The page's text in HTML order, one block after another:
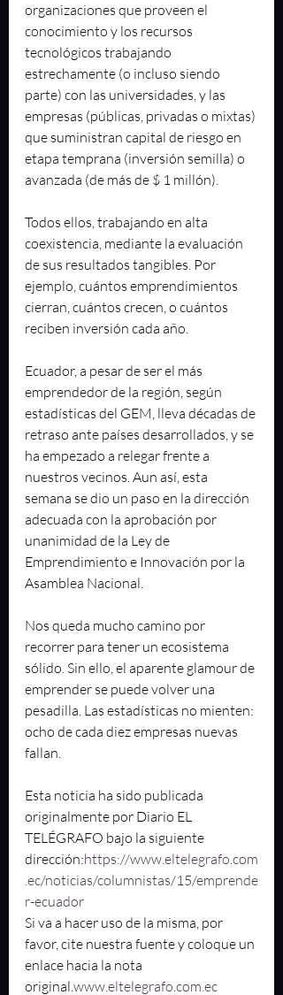
organizaciones que proveen el
conocimiento y los recursos
tecnológicos trabajando
estrechamente (o incluso siendo
parte) con las universidades, y las
empresas (públicas, privadas o mixtas)
que suministran capital de riesgo en
etapa temprana (inversión semilla) o
avanzada (de más de $ 1 millón).
Todos ellos, trabajando en alta
coexistencia, mediante la evaluación
de sus resultados tangibles. Por
ejemplo, cuántos emprendimientos
cierran, cuántos crecen, o cuántos
reciben inversión cada año.
Ecuador, a pesar de ser el más
emprendedor de la región, según
estadísticas del GEM, lleva décadas de
retraso ante países desarrollados, y se
ha empezado a relegar frente a
nuestros vecinos. Aun así, esta
semana se dio un paso en la dirección
adecuada con la aprobación por
unanimidad de la Ley de
Emprendimiento e Innovación por la
Asamblea Nacional.
Nos queda mucho camino por
recorrer para tener un ecosistema
sólido. Sin ello, el aparente glamour de
emprender se puede volver una
pesadilla. Las estadísticas no mienten:
ocho de cada diez empresas nuevas
fallan.
Esta noticia ha sido publicada
originalmente por Diario EL
TELÉGRAFO bajo la siguiente
dirección:https://www.eltelegrafo.com
.ec/noticias/columnistas/15/emprende
r-ecuador
Si va a hacer uso de la misma, por
favor, cite nuestra fuente y coloque un
enlace hacia la nota
original.www.eltelegrafo.com.ec